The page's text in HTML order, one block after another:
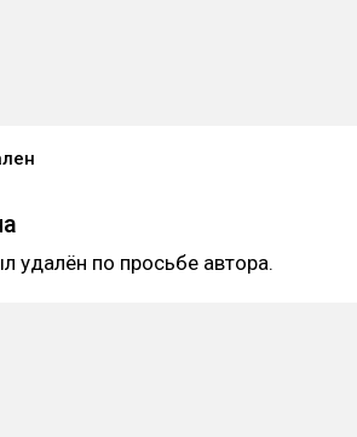
удалён по просьбе автора.